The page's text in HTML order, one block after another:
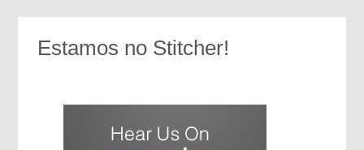
Estamos no Stitcher!